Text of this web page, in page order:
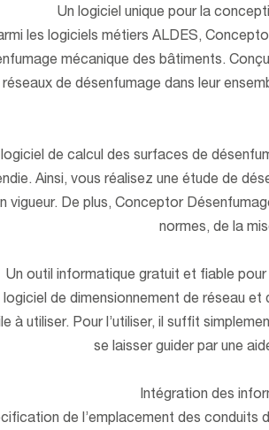
Un logiciel unique pour la
les logiciels métiers ALDES,
mécanique des bâtiments.
de désenfumage dans leur
de calcul des surfaces de
Ainsi, vous réalisez une étude de
vigueur. De plus, Conceptor
normes, de la
Un outil informatique gratuit et fiable
logiciel de dimensionnement de réseau
à utiliser. Pour l’utiliser, il suffit
se laisser guider par une
Intégration des
de l’emplacement des conduits